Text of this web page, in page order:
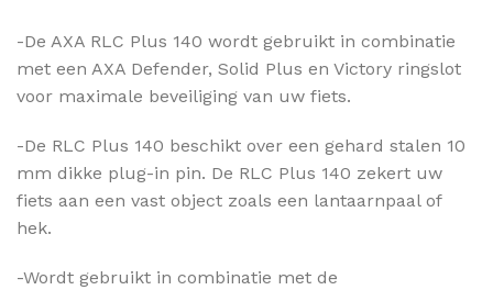
-De AXA RLC Plus 140 wordt gebruikt in combinatie
met een AXA Defender, Solid Plus en Victory ringslot
voor maximale beveiliging van uw fiets.
-De RLC Plus 140 beschikt over een gehard stalen 10
mm dikke plug-in pin. De RLC Plus 140 zekert uw
fiets aan een vast object zoals een lantaarnpaal of
hek.
-Wordt gebruikt in combinatie met de